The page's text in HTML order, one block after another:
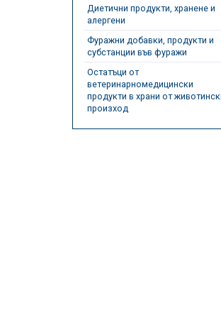
Диетични продукти, хранене и
алергени
Фуражни добавки, продукти и
субстанции във фуражи
Остатъци от
ветеринарномедицински
продукти в храни от
произход